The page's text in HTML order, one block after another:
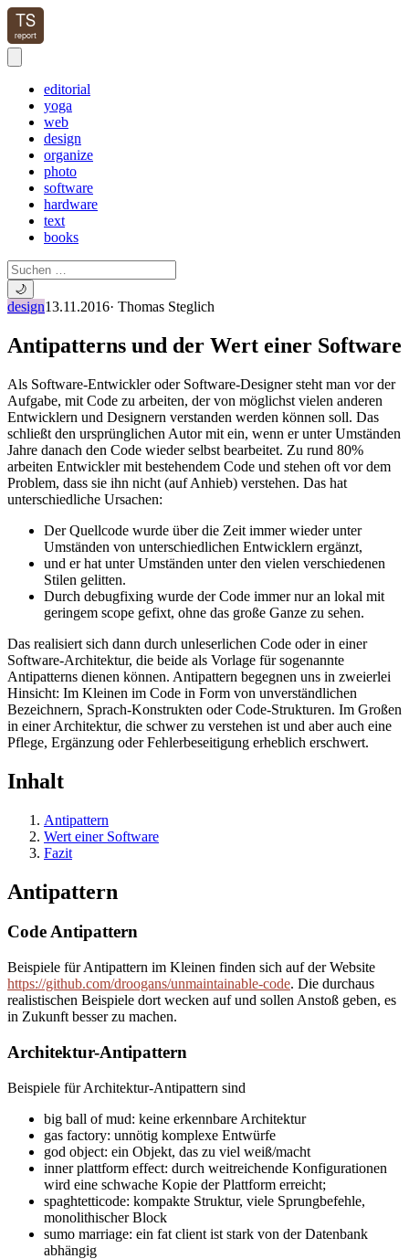
editorial
yoga
web
design
organize
photo
software
hardware
text
books
🌙
design13.11.2016· Thomas Steglich
Antipatterns und der Wert einer Software
Als Software-Entwickler oder Software-Designer steht man vor der
Aufgabe, mit Code zu arbeiten, der von möglichst vielen anderen
Entwicklern und Designern verstanden werden können soll. Das
schließt den ursprünglichen Autor mit ein, wenn er unter Umständen
Jahre danach den Code wieder selbst bearbeitet. Zu rund 80%
arbeiten Entwickler mit bestehendem Code und stehen oft vor dem
Problem, dass sie ihn nicht (auf Anhieb) verstehen. Das hat
unterschiedliche Ursachen:
Der Quellcode wurde über die Zeit immer wieder unter
Umständen von unterschiedlichen Entwicklern ergänzt,
und er hat unter Umständen unter den vielen verschiedenen
Stilen gelitten.
Durch debugfixing wurde der Code immer nur an lokal mit
geringem scope gefixt, ohne das große Ganze zu sehen.
Das realisiert sich dann durch unleserlichen Code oder in einer
Software-Architektur, die beide als Vorlage für sogenannte
Antipatterns dienen können. Antipattern begegnen uns in zweierlei
Hinsicht: Im Kleinen im Code in Form von unverständlichen
Bezeichnern, Sprach-Konstrukten oder Code-Strukturen. Im Großen
in einer Architektur, die schwer zu verstehen ist und aber auch eine
Pflege, Ergänzung oder Fehlerbeseitigung erheblich erschwert.
Inhalt
Antipattern
Wert einer Software
Fazit
Antipattern
Code Antipattern
Beispiele für Antipattern im Kleinen finden sich auf der Website
https://github.com/droogans/unmaintainable-code. Die durchaus
realistischen Beispiele dort wecken auf und sollen Anstoß geben, es
in Zukunft besser zu machen.
Architektur-Antipattern
Beispiele für Architektur-Antipattern sind
big ball of mud: keine erkennbare Architektur
gas factory: unnötig komplexe Entwürfe
god object: ein Objekt, das zu viel weiß/macht
inner plattform effect: durch weitreichende Konfigurationen
wird eine schwache Kopie der Plattform erreicht;
spaghtetticode: kompakte Struktur, viele Sprungbefehle,
monolithischer Block
sumo marriage: ein fat client ist stark von der Datenbank
abhängig